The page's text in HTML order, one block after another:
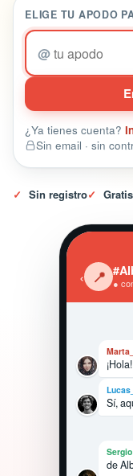
ELIGE TU APODO
@
¿Ya tienes cuenta?
Sin email · sin
✓ Sin registro✓ Gratis
‹ 📍 ●
Sí,
Sergio
de